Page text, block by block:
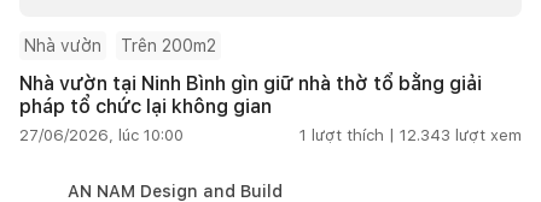
Nhà vườn Trên 200m2
Nhà vườn tại Ninh Bình gìn giữ nhà thờ tổ bằng giải
pháp tổ chức lại không gian
27/06/2026, lúc 10:00 1 lượt thích | 12.343 lượt xem
AN NAM Design and Build